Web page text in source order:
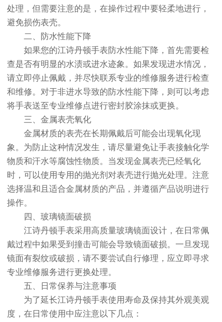
处理，但需要注意的是，在操作过程中要轻柔地进行，
避免损伤表壳。
二、防水性能下降
如果您的江诗丹顿手表防水性能下降，首先需要检
查是否有明显的水渍或进水迹象。如果发现进水情况，
请立即停止佩戴，并尽快联系专业的维修服务进行检查
和维修。对于非进水导致的防水性能下降，则可以考虑
将手表送至专业维修点进行密封胶涂抹或更换。
三、金属表壳氧化
金属材质的表壳在长期佩戴后可能会出现氧化现
象。为防止这种情况发生，请尽量避免让手表接触化学
物质和汗水等腐蚀性物质。当发现金属表壳已经氧化
时，可以使用专用的抛光剂对表壳进行抛光处理。注意
选择温和且适合金属材质的产品，并遵循产品说明进行
操作。
四、玻璃镜面破损
江诗丹顿手表采用高质量玻璃镜面设计，在日常佩
戴过程中如果受到撞击可能会导致镜面破损。一旦发现
镜面有裂纹或破损，请不要尝试自行修理，应立即寻求
专业维修服务进行更换处理。
五、日常保养与注意事项
为了延长江诗丹顿手表使用寿命及保持其外观美观
度，在日常使用中应注意以下几点：